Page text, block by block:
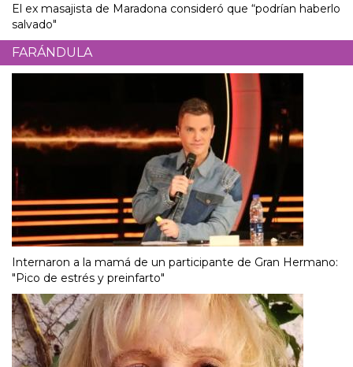
El ex masajista de Maradona consideró que “podrían haberlo
salvado"
FARÁNDULA
Internaron a la mamá de un participante de Gran Hermano:
"Pico de estrés y preinfarto"